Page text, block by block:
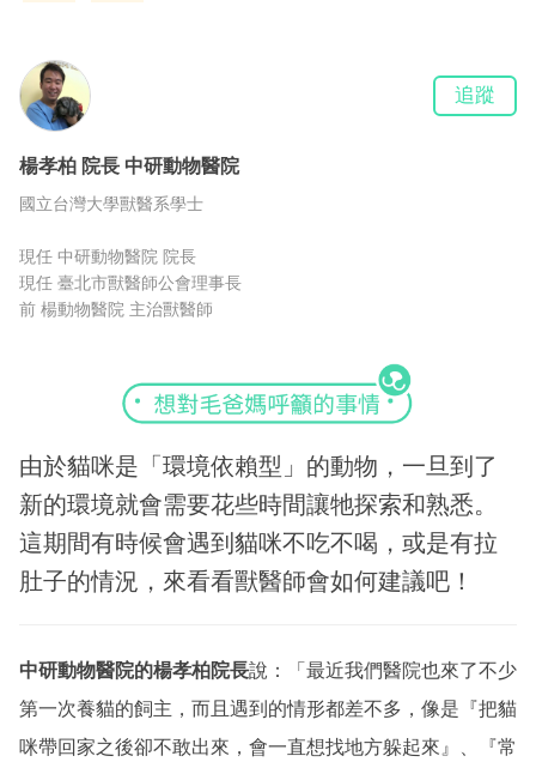
楊孝柏 院長 中研動物醫院
國立台灣大學獸醫系學士
現任 中研動物醫院 院長
現任 臺北市獸醫師公會理事長
前 楊動物醫院 主治獸醫師
追蹤
由於貓咪是「環境依賴型」的動物，一旦到了
新的環境就會需要花些時間讓牠探索和熟悉。
這期間有時候會遇到貓咪不吃不喝，或是有拉
肚子的情況，來看看獸醫師會如何建議吧！
中研動物醫院的楊孝柏院長說：「最近我們醫院也來了不少
第一次養貓的飼主，而且遇到的情形都差不多，像是『把貓
咪帶回家之後卻不敢出來，會一直想找地方躲起來』、『常